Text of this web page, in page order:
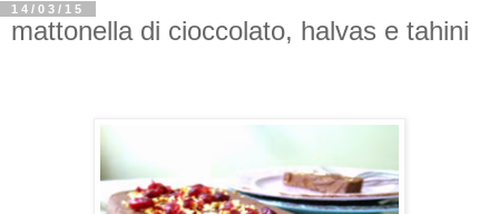
14/03/15
mattonella di cioccolato, halvas e tahini